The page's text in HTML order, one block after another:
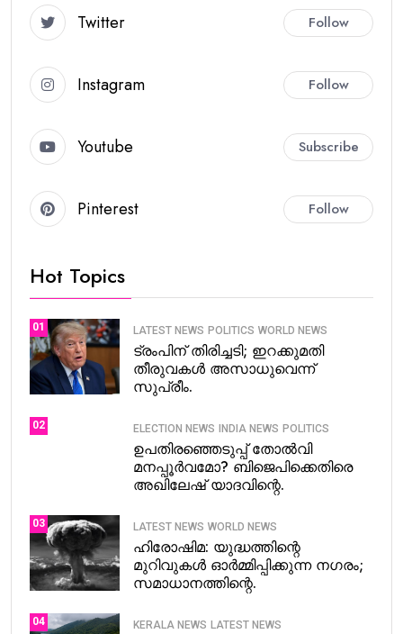
Twitter Follow
Instagram Follow
Youtube Subscribe
Pinterest Follow
Hot Topics
01 LATEST NEWS POLITICS WORLD NEWS
ട്രംപിന് തിരിച്ചടി; ഇറക്കുമതി
തീരുവകൾ അസാധുവെന്ന്
സുപ്രീം.
02 ELECTION NEWS INDIA NEWS POLITICS
ഉപതിരഞ്ഞെടുപ്പ് തോൽവി
മനപ്പൂർവമോ? ബിജെപിക്കെതിരെ
അഖിലേഷ് യാദവിന്റെ.
03 LATEST NEWS WORLD NEWS
ഹിരോഷിമ: യുദ്ധത്തിന്റെ
മുറിവുകൾ ഓർമ്മിപ്പിക്കുന്ന നഗരം;
സമാധാനത്തിന്റെ.
04 KERALA NEWS LATEST NEWS